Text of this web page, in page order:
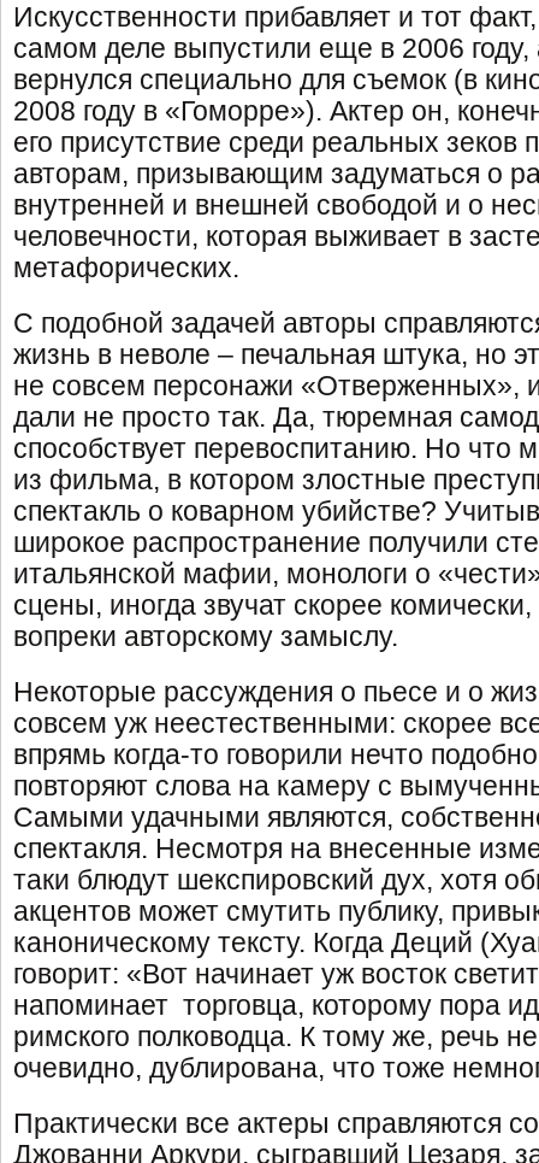
Искусственности прибавляет и тот
самом деле выпустили еще в 2006
вернулся специально для съемок (в
2008 году в «Гоморре»). Актер он,
его присутствие среди реальных зеков
авторам, призывающим задуматься о
внутренней и внешней свободой и о
человечности, которая выживает в
метафорических.
С подобной задачей авторы
жизнь в неволе – печальная штука, но
не совсем персонажи «Отверженных»,
дали не просто так. Да, тюремная
способствует перевоспитанию. Но что
из фильма, в котором злостные
спектакль о коварном убийстве?
широкое распространение получили
итальянской мафии, монологи о
сцены, иногда звучат скорее
вопреки авторскому замыслу.
Некоторые рассуждения о пьесе и о
совсем уж неестественными: скорее
впрямь когда-то говорили нечто
повторяют слова на камеру с
Самыми удачными являются,
спектакля. Несмотря на внесенные
таки блюдут шекспировский дух, хотя
акцентов может смутить публику,
каноническому тексту. Когда Деций
говорит: «Вот начинает уж восток
напоминает торговца, которому пора
римского полководца. К тому же, речь
очевидно, дублирована, что тоже
Практически все актеры справляются
Джованни Аркури, сыгравший Цезаря,